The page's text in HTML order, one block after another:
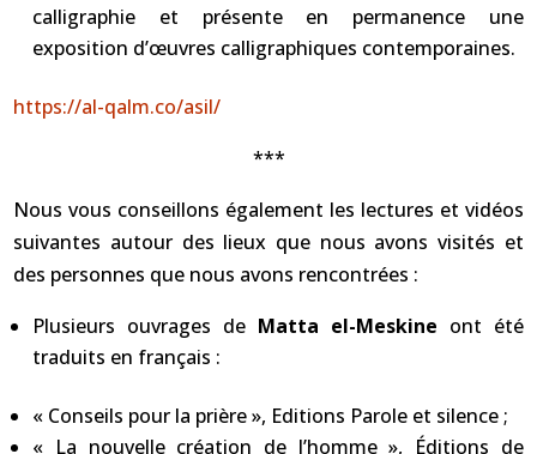
calligraphie et présente en permanence une
exposition d’œuvres calligraphiques contemporaines.
https://al-qalm.co/asil/
***
Nous vous conseillons également les lectures et vidéos
suivantes autour des lieux que nous avons visités et
des personnes que nous avons rencontrées :
Plusieurs ouvrages de Matta el-Meskine ont été
traduits en français :
« Conseils pour la prière », Editions Parole et silence ;
« La nouvelle création de l’homme », Éditions de